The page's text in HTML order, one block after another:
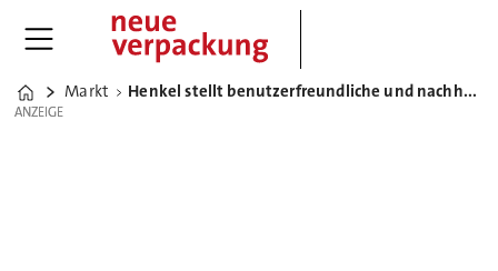
Home
Markt Henkel stellt benutzerfreundliche und nachhaltige Pappkartuschen vor
ANZEIGE
ANZEIGE